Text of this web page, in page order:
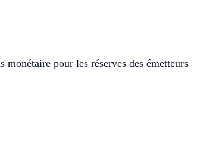
pour les réserves des émetteurs